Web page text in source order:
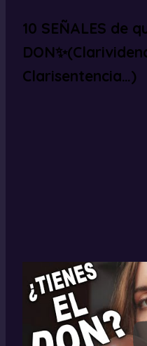
10 SEÑALES de
Clarisentencia…)